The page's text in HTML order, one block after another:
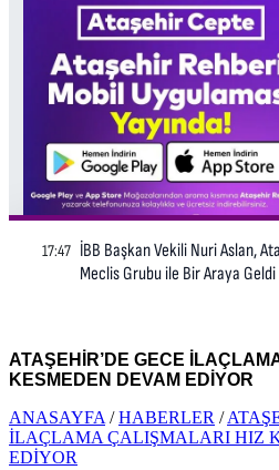
ATAŞEHİR’DE GECE
KESMEDEN DEVAM EDİYOR
ANASAYFA /HABERLER /
İLAÇLAMA ÇALIŞMALARI HIZ
EDİYOR